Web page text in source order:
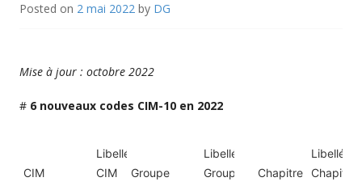
Posted on 2 mai 2022 by DG
Mise à jour : octobre 2022
# 6 nouveaux codes CIM-10 en 2022
CIM
Libellé
CIM
Groupe
Libellé
Groupe
Chapitre
Libellé
Chapitre